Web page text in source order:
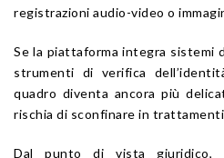
registrazioni audio-video o
Se la piattaforma integra sistemi
strumenti di verifica
quadro diventa ancora più
rischia di sconfinare in
Dal punto di vista giuridico,